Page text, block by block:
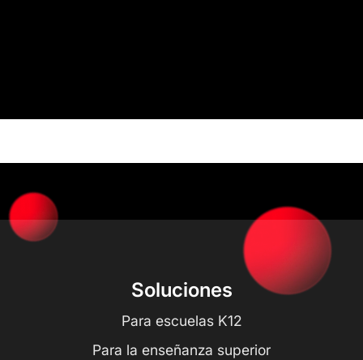
Soluciones
Para escuelas K12
Para la enseñanza superior